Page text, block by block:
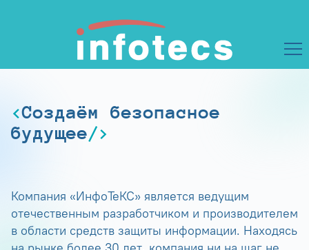
Создаём безопасное
будущее
Компания «ИнфоТеКС» является ведущим
отечественным разработчиком и производителем
в области средств защиты информации. Находясь